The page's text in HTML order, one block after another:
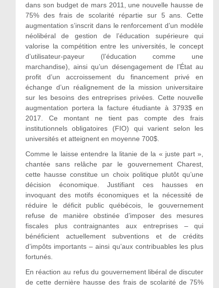
dans son budget de mars 2011, une nouvelle hausse de
75% des frais de scolarité répartie sur 5 ans. Cette
augmentation s’inscrit dans le renforcement d’un modèle
néolibéral de gestion de l’éducation supérieure qui
valorise la compétition entre les universités, le concept
d’utilisateur-payeur (l’éducation comme une
marchandise), ainsi qu’un désengagement de l’État au
profit d’un accroissement du financement privé en
échange d’un réalignement de la mission universitaire
sur les besoins des entreprises privées. Cette nouvelle
augmentation portera la facture étudiante à 3793$ en
2017. Ce montant ne tient pas compte des frais
institutionnels obligatoires (FIO) qui varient selon les
universités et atteignent en moyenne 700$.
Comme le laisse entendre la litanie de la « juste part »,
chantée sans relâche par le gouvernement Charest,
cette hausse constitue un choix politique plutôt qu’une
décision économique. Justifiant ces hausses en
invoquant des motifs économiques et la nécessité de
réduire le déficit public québécois, le gouvernement
refuse de manière obstinée d’imposer des mesures
fiscales plus contraignantes aux entreprises – qui
bénéficient actuellement subventions et de crédits
d’impôts importants – ainsi qu’aux contribuables les plus
fortunés.
En réaction au refus du gouvernement libéral de discuter
de cette dernière hausse des frais de scolarité de 75%